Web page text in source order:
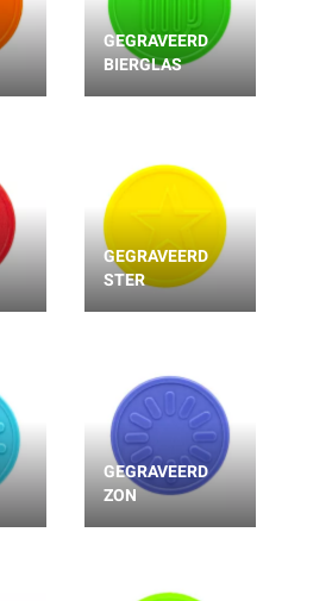
GEGRAVEERD
BIERGLAS
GEGRAVEERD
STER
GEGRAVEERD
ZON